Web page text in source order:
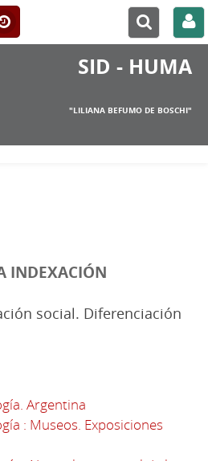
SID - HUMA
"LILIANA BEFUMO DE BOSCHI"
INDEXACIÓN
social. Diferenciación
Argentina
: Museos. Exposiciones